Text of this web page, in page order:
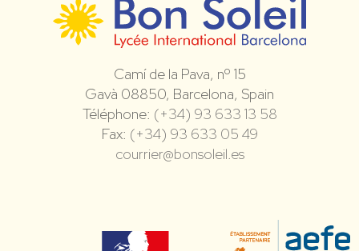
Camí de la Pava, nº 15
Gavà 08850, Barcelona, Spain
Téléphone: (+34) 93 633 13 58
Fax: (+34) 93 633 05 49
courrier@bonsoleil.es